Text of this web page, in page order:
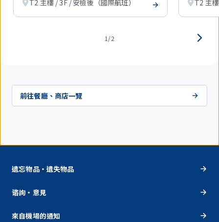
T2 主樓 / 3F / 安檢後（國際航班）
T2 主
1/2
前往餐廳、商店一覽
遺忘物品・遺失物品
谘詢・意見
來自機場的通知